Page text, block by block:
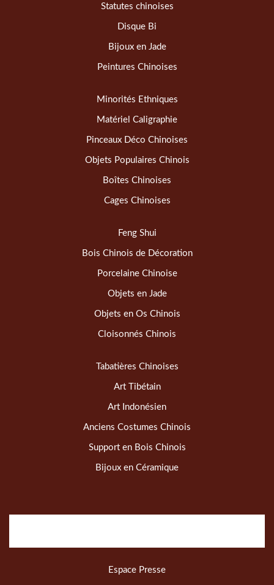
Statutes chinoises
Disque Bi
Bijoux en Jade
Peintures Chinoises
Minorités Ethniques
Matériel Caligraphie
Pinceaux Déco Chinoises
Objets Populaires Chinois
Boîtes Chinoises
Cages Chinoises
Feng Shui
Bois Chinois de Décoration
Porcelaine Chinoise
Objets en Jade
Objets en Os Chinois
Cloisonnés Chinois
Tabatières Chinoises
Art Tibétain
Art Indonésien
Anciens Costumes Chinois
Support en Bois Chinois
Bijoux en Céramique
Espace Presse